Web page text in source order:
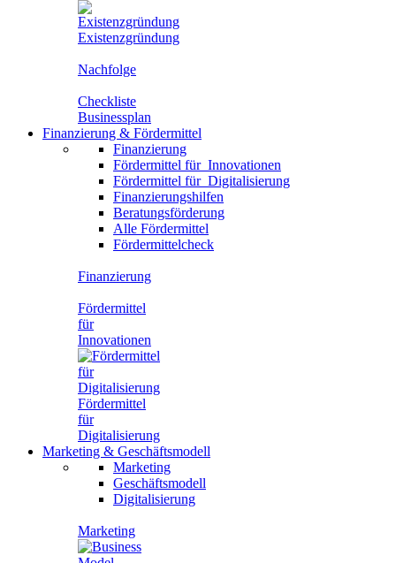
Existenzgründung
Nachfolge
Checkliste
Businessplan
Finanzierung & Fördermittel
Finanzierung
Fördermittel für Innovationen
Fördermittel für Digitalisierung
Finanzierungshilfen
Beratungsförderung
Alle Fördermittel
Fördermittelcheck
Finanzierung
Fördermittel
für
Innovationen
Fördermittel
für
Digitalisierung
Marketing & Geschäftsmodell
Marketing
Geschäftsmodell
Digitalisierung
Marketing